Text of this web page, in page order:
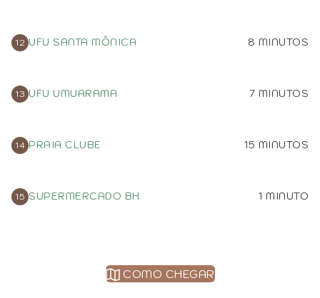
UFU SANTA MÔNICA 8 MINUTOS
UFU UMUARAMA 7 MINUTOS
PRAIA CLUBE 15 MINUTOS
SUPERMERCADO BH 1 MINUTO
COMO CHEGAR